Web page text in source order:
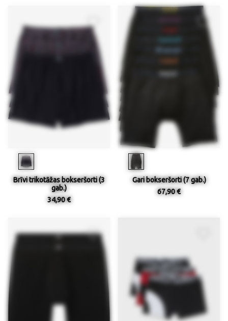
Brīvi trikotāžas bokseršorti (3
gab.)
34,90 €
Gari bokseršorti (7 gab.)
67,90 €